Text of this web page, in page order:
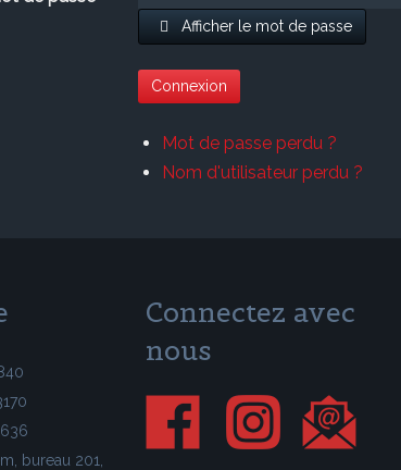
Afficher le mot de passe
Connexion
Mot de passe perdu ?
Nom d'utilisateur perdu ?
bureau 201,
Connectez avec
nous